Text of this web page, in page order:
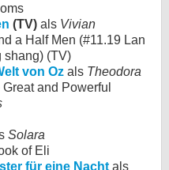
(TV) als Vivian
a Half Men (#11.19 Lan
shang) (TV)
von Oz als Theodora
and Powerful
Solara
of Eli
für eine Nacht als